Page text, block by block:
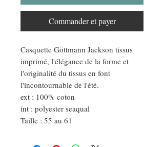
Commander et payer
Casquette Göttmann Jackson tissus
imprimé, l'élégance de la forme et
l'originalité du tissus en font
l'incontournable de l'été.
ext : 100% coton
int : polyester seaqual
Taille : 55 au 61